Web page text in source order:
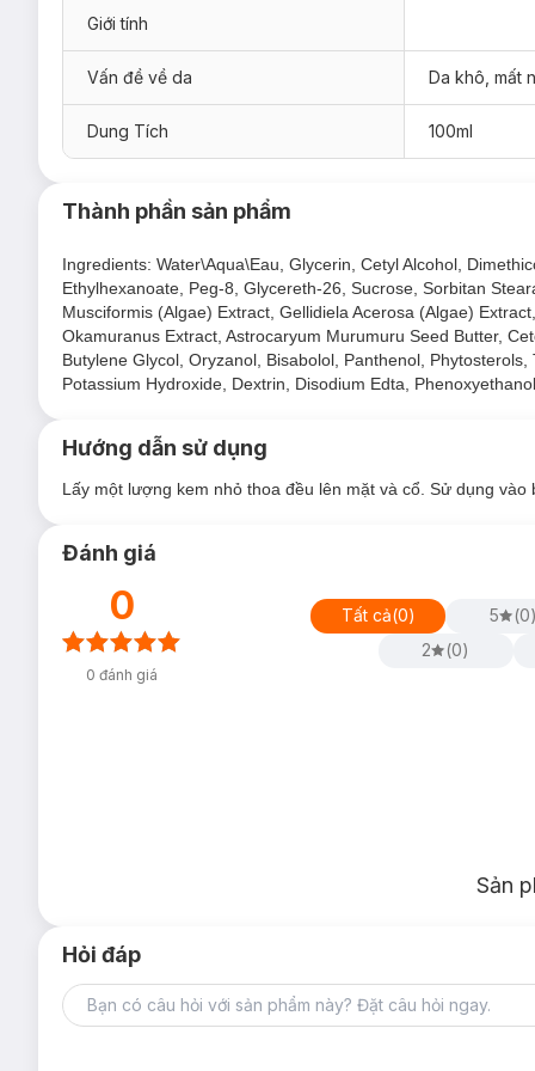
Loại da phù hợp:
Sản phẩm thích hợp sử dụng cho mọi loại da, đặc biệt là da
Công dụng:
- Tăng cường bổ sung nước, giúp bù đắp độ ẩm bị mất cho
Giới tính
Vấn đề về da Da khô, mất
Dung Tích 100ml
Thành phần sản phẩm
Ingredients: Water\Aqua\Eau, Glycerin, Cetyl Alcohol,
Ethylhexanoate, Peg-8, Glycereth-26, Sucrose, Sorbitan
Musciformis (Algae) Extract, Gellidiela Acerosa (Algae)
Okamuranus Extract, Astrocaryum Murumuru Seed Butter,
Butylene Glycol, Oryzanol, Bisabolol, Panthenol,
Potassium Hydroxide, Dextrin, Disodium Edta,
Hướng dẫn sử dụng
Lấy một lượng kem nhỏ thoa đều lên mặt và cổ. Sử dụng vào
Đánh giá
0
0 đánh giá
Tất cả(0) 5 (0)
2
(0)
Sản
Hỏi đáp